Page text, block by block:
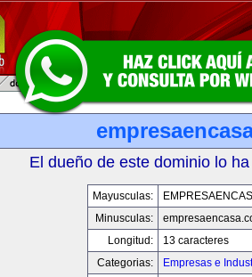
El dueño de este dominio lo
Mayusculas:
Minusculas:
Longitud:
13 caracteres
Categorias:
Empresas e